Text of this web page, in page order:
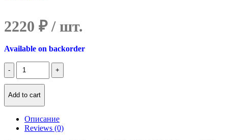
2220 ₽
Available on backorder
Количество
Картридж
струйный
Canon
Add to cart
Описание
Reviews (0)